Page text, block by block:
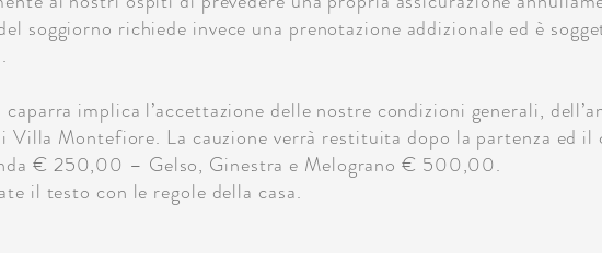
soggiorno richiede invece una prenotazione addizionale ed è
implica l’accettazione delle nostre condizioni generali,
Villa Montefiore. La cauzione verrà restituita dopo la partenza ed il
€ 250,00 – Gelso, Ginestra e Melograno € 500,00.
il testo con le regole della casa.